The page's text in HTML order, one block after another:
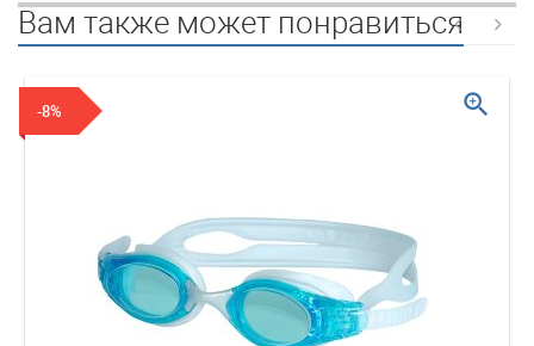
Вам также может понравиться
-8% zoom_in